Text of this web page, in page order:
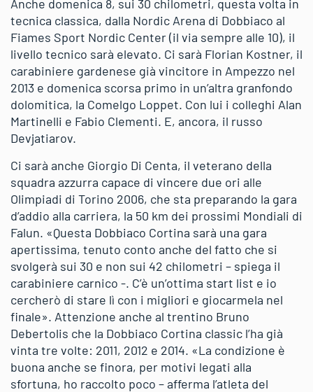
Anche domenica 8, sui 30 chilometri, questa volta in
tecnica classica, dalla Nordic Arena di Dobbiaco al
Fiames Sport Nordic Center (il via sempre alle 10), il
livello tecnico sarà elevato. Ci sarà Florian Kostner, il
carabiniere gardenese già vincitore in Ampezzo nel
2013 e domenica scorsa primo in un’altra granfondo
dolomitica, la Comelgo Loppet. Con lui i colleghi Alan
Martinelli e Fabio Clementi. E, ancora, il russo
Devjatiarov.
Ci sarà anche Giorgio Di Centa, il veterano della
squadra azzurra capace di vincere due ori alle
Olimpiadi di Torino 2006, che sta preparando la gara
d’addio alla carriera, la 50 km dei prossimi Mondiali di
Falun. «Questa Dobbiaco Cortina sarà una gara
apertissima, tenuto conto anche del fatto che si
svolgerà sui 30 e non sui 42 chilometri – spiega il
carabiniere carnico -. C’è un’ottima start list e io
cercherò di stare lì con i migliori e giocarmela nel
finale». Attenzione anche al trentino Bruno
Debertolis che la Dobbiaco Cortina classic l’ha già
vinta tre volte: 2011, 2012 e 2014. «La condizione è
buona anche se finora, per motivi legati alla
sfortuna, ho raccolto poco – afferma l’atleta del